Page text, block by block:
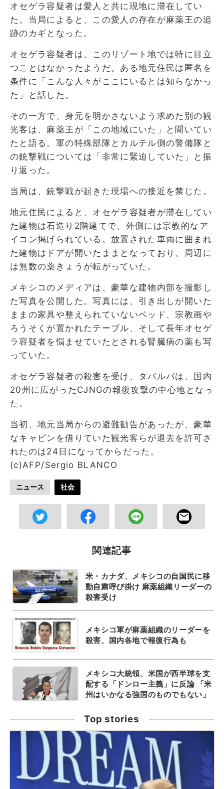
オセゲラ容疑者は愛人と共に現地に滞在してい
た。当局によると、この愛人の存在が麻薬王の追
跡のカギとなった。
オセゲラ容疑者は、このリゾート地では特に目立
つことはなかったようだ。ある地元住民は匿名を
条件に「こんな人々がここにいるとは知らなかっ
た」と話した。
その一方で、身元を明かさないよう求めた別の観
光客は、麻薬王が「この地域にいた」と聞いてい
たと語る。軍の特殊部隊とカルテル側の警備隊と
の銃撃戦については「非常に緊迫していた」と振
り返った。
当局は、銃撃戦が起きた現場への接近を禁じた。
地元住民によると、オセゲラ容疑者が滞在してい
た建物は石造り2階建てで、外側には宗教的なア
イコン掲げられている。放置された車両に囲まれ
た建物はドアが開いたままとなっており、周辺に
は無数の薬きょうが転がっていた。
メキシコのメディアは、豪華な建物内部を撮影し
た写真を公開した。写真には、引き出しが開いた
ままの家具や整えられていないベッド、宗教画や
ろうそくが置かれたテーブル、そして長年オセゲ
ラ容疑者を悩ませていたとされる腎臓病の薬も写
っていた。
オセゲラ容疑者の殺害を受け、タパルパは、国内
20州に広がったCJNGの報復攻撃の中心地となっ
た。
当初、地元当局からの避難勧告があったが、豪華
なキャビンを借りていた観光客らが退去を許可さ
れたのは24日になってからだった。
(c)AFP/Sergio BLANCO
ニュース 社会
関連記事
米・カナダ、メキシコの自国民に移
動自粛呼び掛け 麻薬組織リーダーの
殺害受け
メキシコ軍が麻薬組織のリーダーを
殺害、国内各地で報復行為も
メキシコ大統領、米国が西半球を支
配する「ドンロー主義」に反論 「米
州はいかなる強国のものでもない」
Top stories